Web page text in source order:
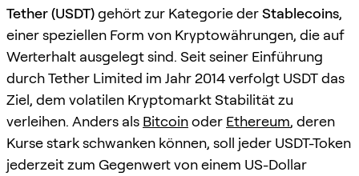
Tether (USDT)gehört zur Kategorie derStablecoins,
einer speziellen Form von Kryptowährungen, die auf
Werterhalt ausgelegt sind. Seit seiner Einführung
durch Tether Limited im Jahr 2014 verfolgt USDT das
Ziel, dem volatilen Kryptomarkt Stabilität zu
verleihen. Anders als Bitcoinoder Ethereum, deren
Kurse stark schwanken können, soll jeder USDT-Token
jederzeit zum Gegenwert von einem US-Dollar